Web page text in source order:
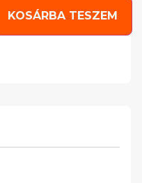
KOSÁRBA TESZEM